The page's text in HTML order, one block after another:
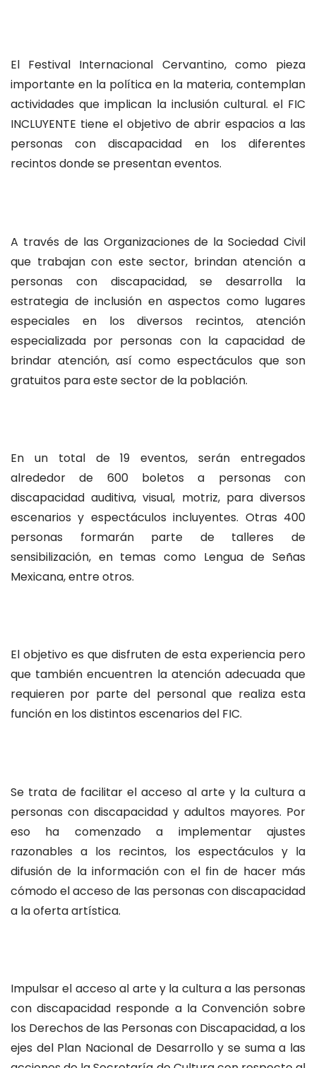
El Festival Internacional Cervantino, como pieza
importante en la política en la materia, contemplan
actividades que implican la inclusión cultural. el FIC
INCLUYENTE tiene el objetivo de abrir espacios a las
personas con discapacidad en los diferentes
recintos donde se presentan eventos.
A través de las Organizaciones de la Sociedad Civil
que trabajan con este sector, brindan atención a
personas con discapacidad, se desarrolla la
estrategia de inclusión en aspectos como lugares
especiales en los diversos recintos, atención
especializada por personas con la capacidad de
brindar atención, así como espectáculos que son
gratuitos para este sector de la población.
En un total de 19 eventos, serán entregados
alrededor de 600 boletos a personas con
discapacidad auditiva, visual, motriz, para diversos
escenarios y espectáculos incluyentes. Otras 400
personas formarán parte de talleres de
sensibilización, en temas como Lengua de Señas
Mexicana, entre otros.
El objetivo es que disfruten de esta experiencia pero
que también encuentren la atención adecuada que
requieren por parte del personal que realiza esta
función en los distintos escenarios del FIC.
Se trata de facilitar el acceso al arte y la cultura a
personas con discapacidad y adultos mayores. Por
eso ha comenzado a implementar ajustes
razonables a los recintos, los espectáculos y la
difusión de la información con el fin de hacer más
cómodo el acceso de las personas con discapacidad
a la oferta artística.
Impulsar el acceso al arte y la cultura a las personas
con discapacidad responde a la Convención sobre
los Derechos de las Personas con Discapacidad, a los
ejes del Plan Nacional de Desarrollo y se suma a las